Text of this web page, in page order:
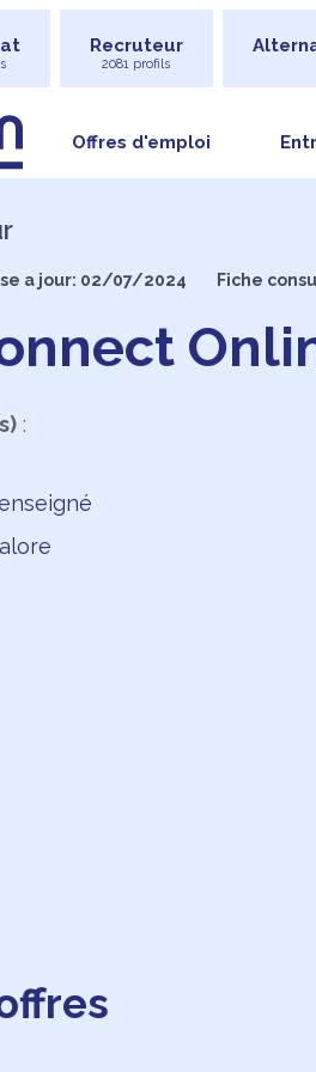
Recruteur
2081 profils
Offres d'emploi
a jour: 02/07/2024 Fiche
: